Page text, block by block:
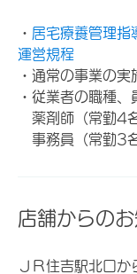
・ 居宅療養管理指
運営規程
・通常の事業の
・従業者の職種
薬剤師（常勤4
事務員（常勤3
店舗からの
ＪＲ住吉駅北口